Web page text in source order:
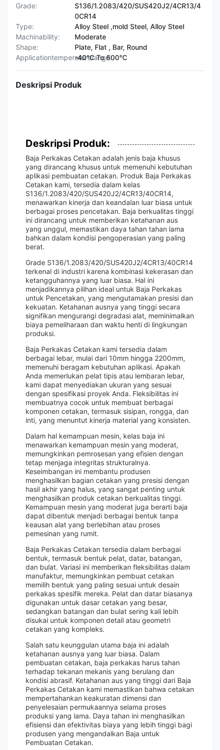
Grade:
S136/1.2083/420/SUS420J2/4CR13/4
0CR14
Type:
Alloy Steel ,mold Steel, Alloy Steel
Machinability:
Moderate
Shape:
Plate, Flat , Bar, Round
Applicationtemperaturerange:
-40°C To 600°C
Deskripsi Produk
Deskripsi Produk:
Baja Perkakas Cetakan adalah jenis baja khusus
yang dirancang khusus untuk memenuhi kebutuhan
aplikasi pembuatan cetakan. Produk Baja Perkakas
Cetakan kami, tersedia dalam kelas
S136/1.2083/420/SUS420J2/4CR13/40CR14,
menawarkan kinerja dan keandalan luar biasa untuk
berbagai proses pencetakan. Baja berkualitas tinggi
ini dirancang untuk memberikan ketahanan aus
yang unggul, memastikan daya tahan tahan lama
bahkan dalam kondisi pengoperasian yang paling
berat.
Grade S136/1.2083/420/SUS420J2/4CR13/40CR14
terkenal di industri karena kombinasi kekerasan dan
ketangguhannya yang luar biasa. Hal ini
menjadikannya pilihan ideal untuk Baja Perkakas
untuk Pencetakan, yang mengutamakan presisi dan
kekuatan. Ketahanan ausnya yang tinggi secara
signifikan mengurangi degradasi alat, meminimalkan
biaya pemeliharaan dan waktu henti di lingkungan
produksi.
Baja Perkakas Cetakan kami tersedia dalam
berbagai lebar, mulai dari 10mm hingga 2200mm,
memenuhi beragam kebutuhan aplikasi. Apakah
Anda memerlukan pelat tipis atau lembaran lebar,
kami dapat menyediakan ukuran yang sesuai
dengan spesifikasi proyek Anda. Fleksibilitas ini
membuatnya cocok untuk membuat berbagai
komponen cetakan, termasuk sisipan, rongga, dan
inti, yang menuntut kinerja material yang konsisten.
Dalam hal kemampuan mesin, kelas baja ini
menawarkan kemampuan mesin yang moderat,
memungkinkan pemrosesan yang efisien dengan
tetap menjaga integritas strukturalnya.
Keseimbangan ini membantu produsen
menghasilkan bagian cetakan yang presisi dengan
hasil akhir yang halus, yang sangat penting untuk
menghasilkan produk cetakan berkualitas tinggi.
Kemampuan mesin yang moderat juga berarti baja
dapat dibentuk menjadi berbagai bentuk tanpa
keausan alat yang berlebihan atau proses
pemesinan yang rumit.
Baja Perkakas Cetakan tersedia dalam berbagai
bentuk, termasuk bentuk pelat, datar, batangan,
dan bulat. Variasi ini memberikan fleksibilitas dalam
manufaktur, memungkinkan pembuat cetakan
memilih bentuk yang paling sesuai untuk desain
perkakas spesifik mereka. Pelat dan datar biasanya
digunakan untuk dasar cetakan yang besar,
sedangkan batangan dan bulat sering kali lebih
disukai untuk komponen detail atau geometri
cetakan yang kompleks.
Salah satu keunggulan utama baja ini adalah
ketahanan ausnya yang luar biasa. Dalam
pembuatan cetakan, baja perkakas harus tahan
terhadap tekanan mekanis yang berulang dan
kondisi abrasif. Ketahanan aus yang tinggi dari Baja
Perkakas Cetakan kami memastikan bahwa cetakan
mempertahankan keakuratan dimensi dan
penyelesaian permukaannya selama proses
produksi yang lama. Daya tahan ini menghasilkan
efisiensi dan efektivitas biaya yang lebih tinggi bagi
produsen yang mengandalkan Baja untuk
Pembuatan Cetakan.